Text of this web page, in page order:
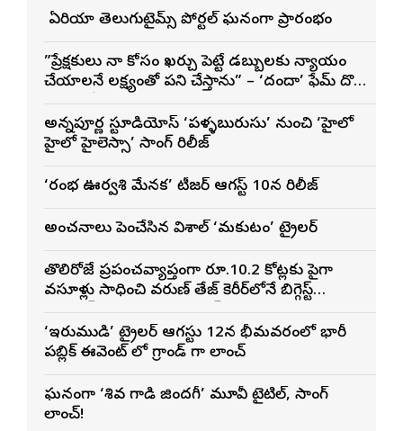
బే ఏరియా తెలుగుటైమ్స్ పోర్టల్ ఘనంగా ప్రారంభం
”ప్రేక్షకులు నా కోసం ఖర్చు పెట్టే డబ్బులకు న్యాయం
చేయాలనే లక్ష్యంతో పని చేస్తాను” – ‘దందా’ ఫేమ్ దొర
అన్నపూర్ణ స్టూడియోస్ ‘పళ్ళబురుసు’ నుంచి ‘హైలో
హైలో హైలెస్సా’ సాంగ్ రిలీజ్
‘రంభ ఊర్వశి మేనక’ టీజర్ ఆగస్ట్ 10న రిలీజ్
అంచనాలు పెంచేసిన విశాల్ ‘మకుటం’ ట్రైలర్
తొలిరోజే ప్రపంచవ్యాప్తంగా రూ.10.2 కోట్లకు పైగా
వసూళ్లు సాధించి వరుణ్ తేజ్ కెరీర్‌లోనే బిగ్గెస్ట్
‘ఇరుముడి’ ట్రైలర్ ఆగస్టు 12న భీమవరంలో భారీ
పబ్లిక్ ఈవెంట్ లో గ్రాండ్ గా లాంచ్
ఘనంగా ‘శివ గాడి జింద‌గీ’ మూవీ టైటిల్, సాంగ్
లాంచ్!